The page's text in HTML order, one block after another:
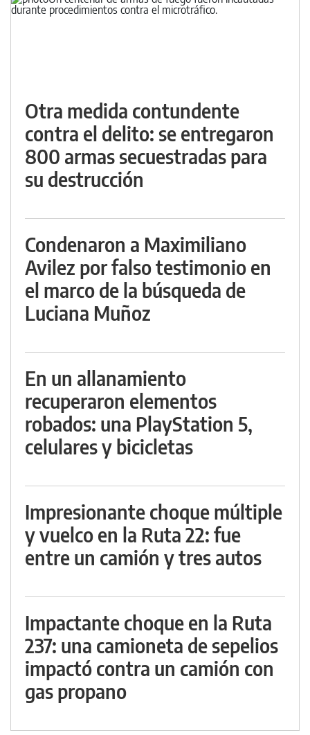
Otra medida contundente
contra el delito: se entregaron
800 armas secuestradas para
su destrucción
Condenaron a Maximiliano
Avilez por falso testimonio en
el marco de la búsqueda de
Luciana Muñoz
En un allanamiento
recuperaron elementos
robados: una PlayStation 5,
celulares y bicicletas
Impresionante choque múltiple
y vuelco en la Ruta 22: fue
entre un camión y tres autos
Impactante choque en la Ruta
237: una camioneta de sepelios
impactó contra un camión con
gas propano